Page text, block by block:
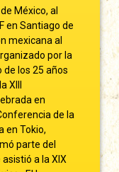
México, al
en Santiago de
mexicana al
por la
de los 25 años
XIII
en
de la
en Tokio,
parte del
a la XIX